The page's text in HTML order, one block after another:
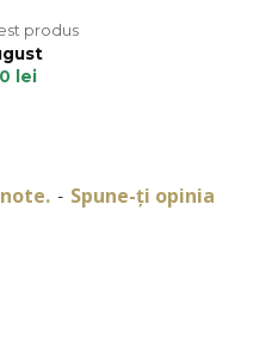
- Spune-ţi opinia
produs
lei